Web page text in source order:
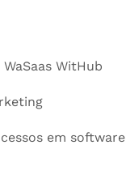
WitHub
em software